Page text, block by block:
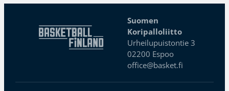
Suomen
Koripalloliitto
Urheilupuistontie 3
02200 Espoo
office@basket.fi